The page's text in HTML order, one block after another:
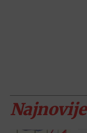
Najnovije